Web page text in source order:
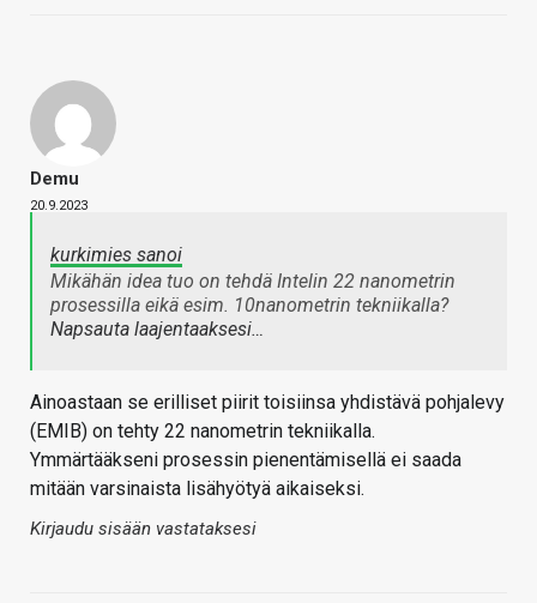
Demu
20.9.2023
kurkimies sanoi
Mikähän idea tuo on tehdä Intelin 22 nanometrin
prosessilla eikä esim. 10nanometrin tekniikalla?
Napsauta laajentaaksesi…
Ainoastaan se erilliset piirit toisiinsa yhdistävä pohjalevy
(EMIB) on tehty 22 nanometrin tekniikalla.
Ymmärtääkseni prosessin pienentämisellä ei saada
mitään varsinaista lisähyötyä aikaiseksi.
Kirjaudu sisään vastataksesi